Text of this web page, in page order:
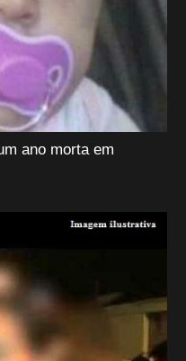
ano morta em